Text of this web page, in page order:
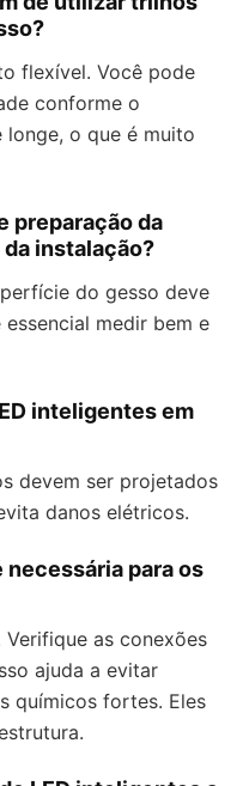
flexível. Você pode
conforme o
o que é muito
preparação da
instalação?
do gesso deve
medir bem e
inteligentes em
devem ser projetados
danos elétricos.
necessária para os
as conexões
ajuda a evitar
químicos fortes. Eles